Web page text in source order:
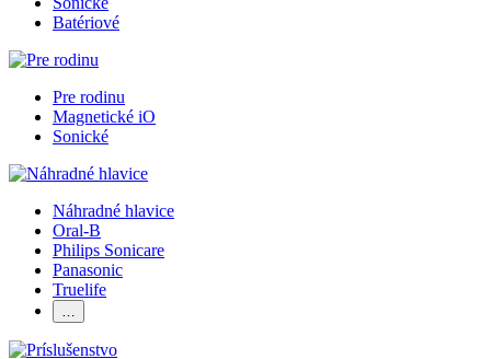
Batériové
Pre rodinu
Magnetické iO
Sonické
Náhradné hlavice
Oral-B
Philips Sonicare
Panasonic
Truelife
…